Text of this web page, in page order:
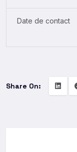
Date de contact
Share On: